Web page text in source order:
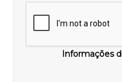
Informações